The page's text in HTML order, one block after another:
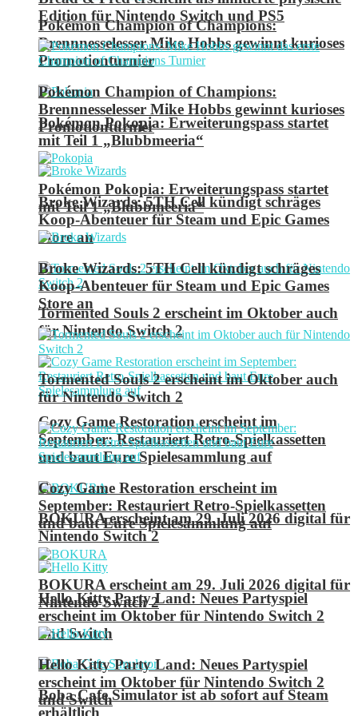
Pokémon Champion of Champions:
Brennnesselesser Mike Hobbs gewinnt kurioses
Promotionturnier
Pokémon Pokopia: Erweiterungspass startet
mit Teil 1 „Blubbmeeria“
Broke Wizards: 5TH Cell kündigt schräges
Koop-Abenteuer für Steam und Epic Games
Store an
Tormented Souls 2 erscheint im Oktober auch
für Nintendo Switch 2
Cozy Game Restoration erscheint im
September: Restauriert Retro-Spielkassetten
und baut Eure Spielesammlung auf
BOKURA erscheint am 29. Juli 2026 digital für
Nintendo Switch 2
Hello Kitty Party Land: Neues Partyspiel
erscheint im Oktober für Nintendo Switch 2
und Switch
Boba Cafe Simulator ist ab sofort auf Steam
erhältlich
Edition für Nintendo Switch und PS5
Pokémon Champion of Champions:
Brennnesselesser Mike Hobbs gewinnt kurioses
Promotionturnier
Pokémon Pokopia: Erweiterungspass startet
mit Teil 1 „Blubbmeeria“
Broke Wizards: 5TH Cell kündigt schräges
Koop-Abenteuer für Steam und Epic Games
Store an
Tormented Souls 2 erscheint im Oktober auch
für Nintendo Switch 2
Cozy Game Restoration erscheint im
September: Restauriert Retro-Spielkassetten
und baut Eure Spielesammlung auf
BOKURA erscheint am 29. Juli 2026 digital für
Nintendo Switch 2
Hello Kitty Party Land: Neues Partyspiel
erscheint im Oktober für Nintendo Switch 2
und Switch